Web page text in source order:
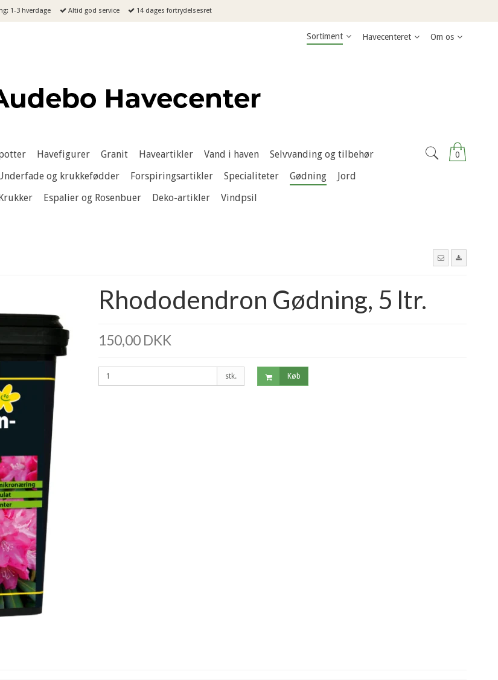
1-3 hverdage Altid god service 14 dages fortrydelsesret
Sortiment Havecenteret Om os
0
Havefigurer Granit Haveartikler Vand i haven
Selvvanding og tilbehør
og krukkefødder Forspiringsartikler Specialiteter Gødning
Jord
Espalier og Rosenbuer Deko-artikler Vindpsil
Rhododendron Gødning, 5 ltr.
150,00 DKK
stk. Køb